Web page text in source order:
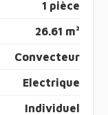
1 pièce
26.61 m²
Convecteur
Electrique
Individuel